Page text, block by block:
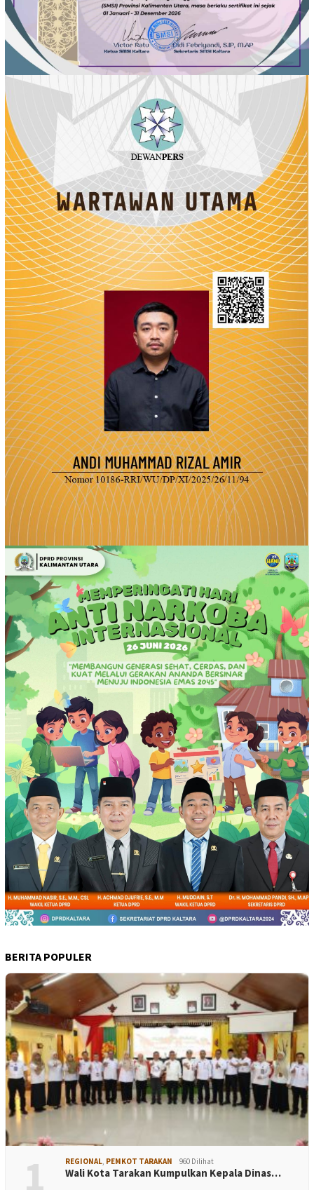
BERITA POPULER
1 REGIONAL, PEMKOT TARAKAN 960 Dilihat
Wali Kota Tarakan Kumpulkan Kepala Dinas…